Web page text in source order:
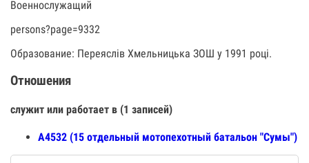
Военнослужащий
persons?page=9332
Образование: Переяслів Хмельницька ЗОШ у 1991 році.
Отношения
служит или работает в (1 записей)
А4532 (15 отдельный мотопехотный батальон "Сумы")